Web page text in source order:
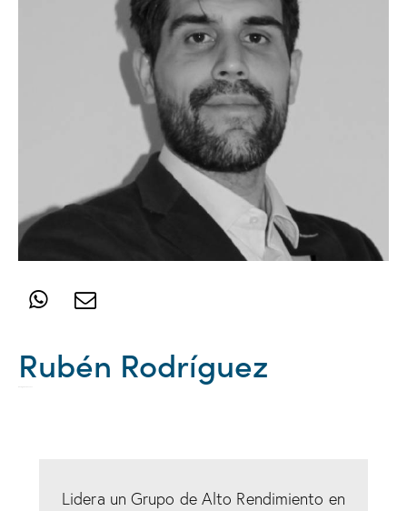
Rubén Rodríguez
Lidera un Grupo de Alto Rendimiento en